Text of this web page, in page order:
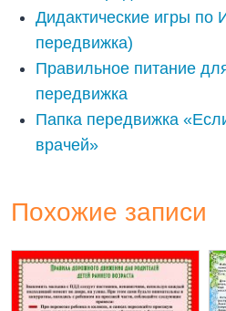
Дидактические игры по
передвижка)
Правильное питание
передвижка
Папка передвижка
врачей»
Похожие записи